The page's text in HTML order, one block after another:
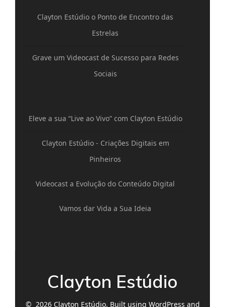
Clayton Estúdio o Ponto de Encontro das
Estrelas
Grave um Videocast de Sucesso para Redes
Sociais
Eleve a sua “Live ao Vivo” com Clayton Estúdio
Clayton Estúdio - Criações Digitais em
Pinheiros
Videocast a Evolução do Conteúdo Digital
Vamos dar Vida a Sua Ideia
Clayton Estúdio
© 2026 Clayton Estúdio. Built using WordPress and